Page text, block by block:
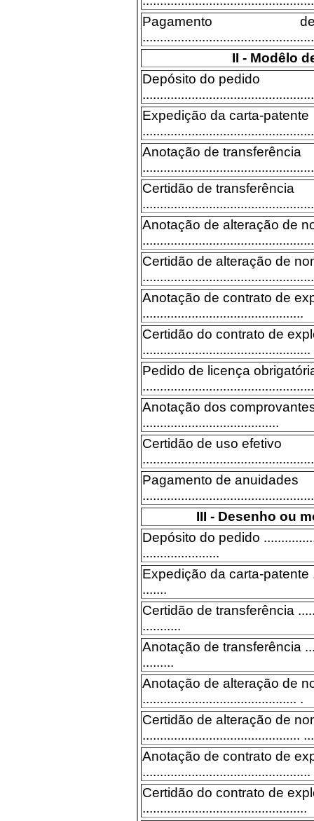
Pagamento
II - Modêlo
Depósito do pedido
Expedição da carta-patente
Anotação de transferência
Certidão de transferência
Anotação de alteração de
Certidão de alteração de
Anotação de contrato de
..............................................
Certidão do contrato de
................................................
Pedido de licença
Anotação dos
.......................................
Certidão de uso efetivo
Pagamento de anuidades
III - Desenho ou
Depósito do pedido
......................
Expedição da carta-patente
.......
Certidão de transferência
...........
Anotação de transferência
.........
Anotação de alteração de
............................................ .
Certidão de alteração de
............................................. ...
Anotação de contrato de
................................................
Certidão do contrato de
...............................................